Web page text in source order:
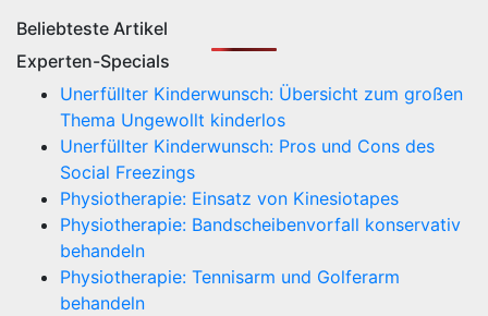
Beliebteste Artikel
Experten-Specials
Unerfüllter Kinderwunsch: Übersicht zum großen
Thema Ungewollt kinderlos
Unerfüllter Kinderwunsch: Pros und Cons des
Social Freezings
Physiotherapie: Einsatz von Kinesiotapes
Physiotherapie: Bandscheibenvorfall konservativ
behandeln
Physiotherapie: Tennisarm und Golferarm
behandeln